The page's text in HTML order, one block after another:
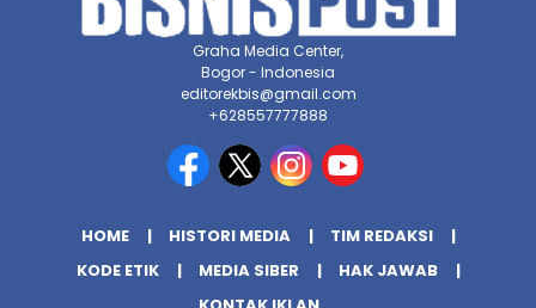
Graha Media Center,
Bogor - Indonesia
editorekbis@gmail.com
+628557777888
HOME HISTORI MEDIA
TIM REDAKSI
KODE ETIK
MEDIA SIBER
HAK JAWAB